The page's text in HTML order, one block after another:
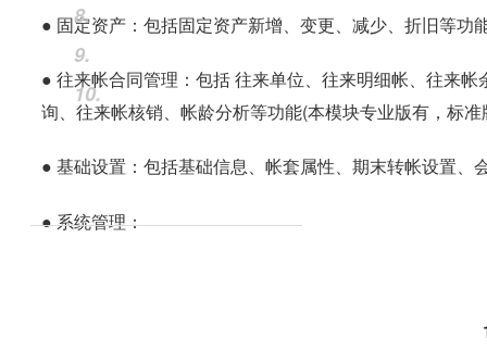
● 固定资产：包括固定资产新增、变更、减少、折旧等功
● 往来帐合同管理：包括 往来单位、往来明细帐、往来
询、往来帐核销、帐龄分析等功能(本模块专业版有，标
● 基础设置： 包括基础信息、帐套属性、期末转帐设置、
●系统管理：
8.
9.
10.